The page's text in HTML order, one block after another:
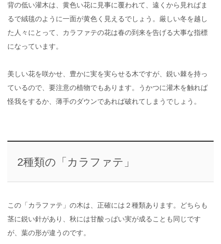
背の低い灌木は、黄色い花に見事に覆われて、遠くから見ればま
るで絨毯のように一面が黄色く見えるでしょう。厳しい冬を越し
た人々にとって、カラファテの花は春の到来を告げる大事な指標
になっています。
美しい花を咲かせ、豊かに実を実らせる木ですが、鋭い棘を持っ
ているので、要注意の植物でもあります。うかつに灌木を触れば
怪我をするか、薄手のダウンであれば破れてしまうでしょう。
2種類の「カラファテ」
この「カラファテ」の木は、正確には２種類あります。どちらも
茎に鋭い針があり、秋には甘酸っぱい実が成ることも同じです
が、葉の形が違うのです。